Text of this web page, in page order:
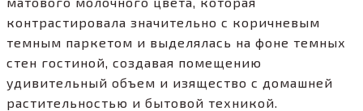
контрастировала значительно с коричневым
темным паркетом и выделялась на фоне темных
стен гостиной, создавая помещению
удивительный объем и изящество с домашней
растительностью и бытовой техникой.